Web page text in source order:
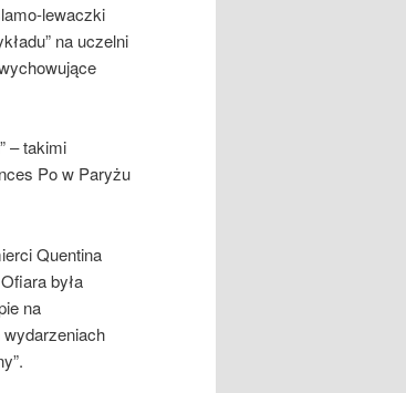
lewaczki
na uczelni
– takimi
Po w Paryżu
Quentina
była
na